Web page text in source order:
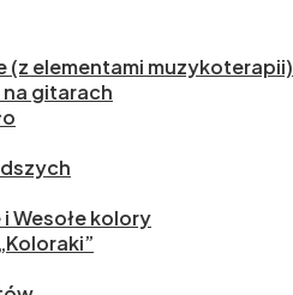
elementami muzykoterapii)
na gitarach
Wesołe kolory